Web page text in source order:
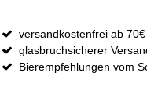
versandkostenfrei ab 70€
glasbruchsicherer
Bierempfehlungen vom